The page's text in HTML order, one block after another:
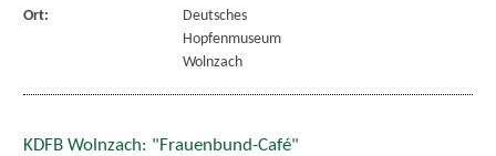
Ort:
Deutsches
Hopfenmuseum
Wolnzach
KDFB Wolnzach: "Frauenbund-Café"